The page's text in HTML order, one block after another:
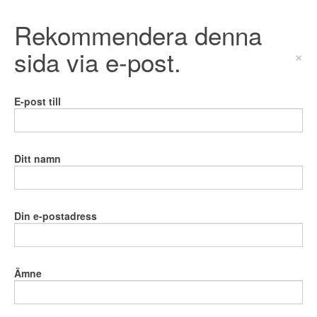
Rekommendera denna
sida via e-post. ×
E-post till
Ditt namn
Din e-postadress
Ämne